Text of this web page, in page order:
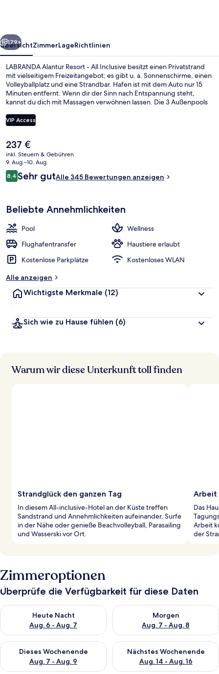
Weiter
179+
ÜbersichtZimmerLageRichtlinien
LABRANDA Alantur Resort - All Inclusive besitzt einen Privatstrand
mit vielseitigem Freizeitangebot; es gibt u. a. Sonnenschirme, einen
Volleyballplatz und eine Strandbar. Hafen ist mit dem Auto nur 15
Minuten entfernt. Wenn dir der Sinn nach Entspannung steht,
kannst du dich mit Massagen verwöhnen lassen. Die 3 Außenpools
Gastronomieangebot umfasst 2 Restaurants und 3 Poolbars. Als
weitere Highlights bietet diese Unterkunft im luxuriösen Stil einen
Andere Reisende lieben das hilfsbereite Personal.
VIP Access
Der
aktuelle
Preis
beträgt
237 €.
237 €
inkl. Steuern & Gebühren
9. Aug.–10. Aug.
Bewertungen
8,48,4 von 10.
Sehr gutAlle 345 Bewertungen anzeigen
Beliebte Annehmlichkeiten
Pool
Wellness
Flughafentransfer
Haustiere erlaubt
Kostenlose Parkplätze
Kostenloses WLAN
Alle anzeigen
Wichtigste Merkmale (12)
Sich wie zu Hause fühlen (6)
Warum wir diese Unterkunft toll finden
Strandglück den ganzen Tag
In diesem All-inclusive-Hotel an der Küste treffen
Sandstrand und Annehmlichkeiten aufeinander. Surfe
in der Nähe oder genieße Beachvolleyball, Parasailing
und Wasserski vor Ort.
Arbeit
Das
Arbeit
der
Zimmeroptionen
Überprüfe die Verfügbarkeit für diese Daten
Heute Nacht
Aug. 6 - Aug. 7
Überprüfe die Verfügbarkeit für heute Nacht, Aug. 6 - Aug. 7.
Morgen
Aug. 7 - Aug. 8
Überprüfe die Verfügbarkeit
Dieses Wochenende
Aug. 7 - Aug. 9
Überprüfe die Verfügbarkeit für dieses Wochenende, Aug. 7
Nächstes Wochenende
Aug. 14 - Aug. 16
Überprüfe die Verfügbarkeit